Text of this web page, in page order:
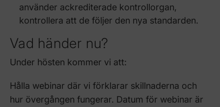
använder ackrediterade kontrollorgan,
kontrollera att de följer den nya standarden.
Vad händer nu?
Under hösten kommer vi att:
Hålla webinar där vi förklarar skillnaderna och
hur övergången fungerar. Datum för webinar är